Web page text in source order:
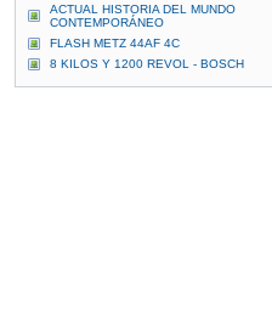
ACTUAL HISTORIA DEL MUNDO
CONTEMPORÁNEO
FLASH METZ 44AF 4C
8 KILOS Y 1200 REVOL - BOSCH